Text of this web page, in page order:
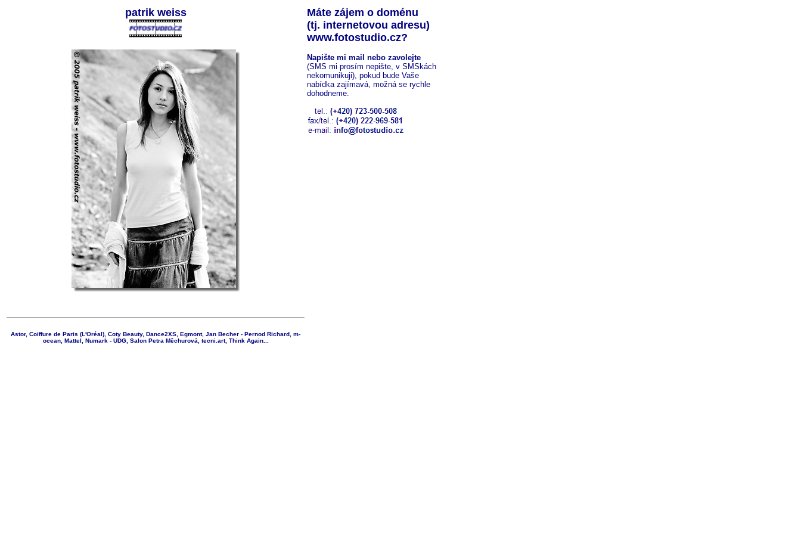
patrik weiss
Astor, Coiffure de Paris (L'Oréal), Coty Beauty, Dance2XS, Egmont, Jan Becher - Pernod Richard, m-
ocean, Mattel, Numark - UDG, Salon Petra Měchurová, tecni.art, Think Again...
Máte zájem o doménu
(tj. internetovou adresu)
www.fotostudio.cz?
Napište mi mail nebo zavolejte
(SMS mi prosím nepište, v SMSkách
nekomunikuji), pokud bude Vaše
nabídka zajímavá, možná se rychle
dohodneme.